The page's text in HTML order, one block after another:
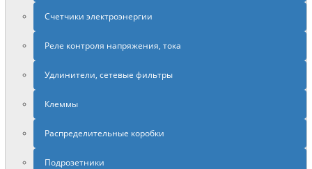
Счетчики электроэнергии
Реле контроля напряжения, тока
Удлинители, сетевые фильтры
Клеммы
Распределительные коробки
Подрозетники